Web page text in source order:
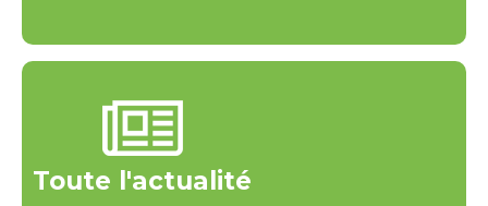
Toute l'actualité